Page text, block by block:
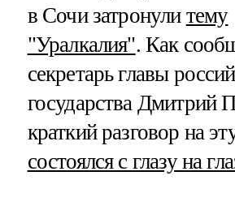
в Сочи затронули тему
"Уралкалия". Как
секретарь главы
государства Дмитрий
краткий разговор на
состоялся с глазу на